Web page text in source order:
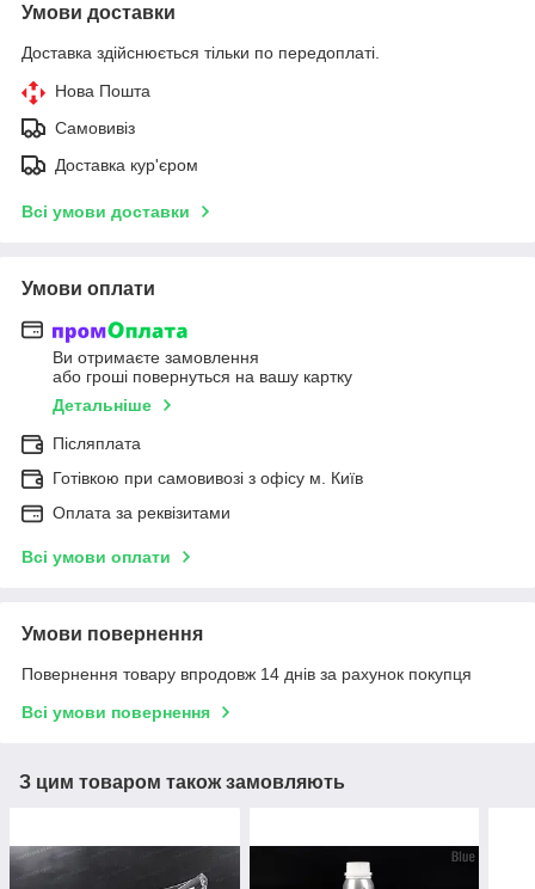
Умови доставки
Доставка здійснюється тільки по передоплаті.
Нова Пошта
Самовивіз
Доставка кур'єром
Всі умови доставки
Умови оплати
Ви отримаєте замовлення
або гроші повернуться на вашу картку
Детальніше
Післяплата
Готівкою при самовивозі з офісу м. Київ
Оплата за реквізитами
Всі умови оплати
Умови повернення
Повернення товару впродовж 14 днів за рахунок покупця
Всі умови повернення
З цим товаром також замовляють